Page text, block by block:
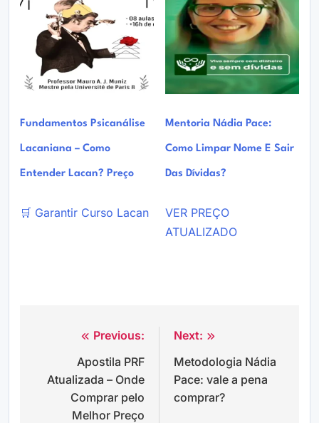
Fundamentos Psicanálise
Lacaniana – Como
Entender Lacan? Preço
🛒 Garantir Curso Lacan
Mentoria Nádia Pace:
Como Limpar Nome E Sair
Das Dívidas?
VER PREÇO
ATUALIZADO
Navegação
Post
Previous:
Apostila PRF
Atualizada – Onde
Comprar pelo
Melhor Preço
Next:
Metodologia Nádia
Pace: vale a pena
comprar?